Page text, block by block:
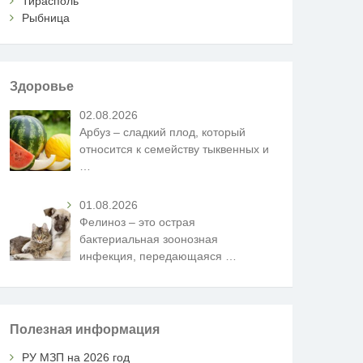
Рыбница
Здоровье
02.08.2026
Арбуз – сладкий плод, который
относится к семейству тыквенных и
01.08.2026
Фелиноз – это острая
бактериальная зоонозная
инфекция, передающаяся
Полезная информация
РУ МЗП на 2026 год